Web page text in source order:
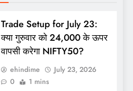
Trade Setup for July 23:
क्या गुरुवार को 24,000 के ऊपर
वापसी करेगा NIFTY50?
ehindime
July 23, 2026
0
1 mins